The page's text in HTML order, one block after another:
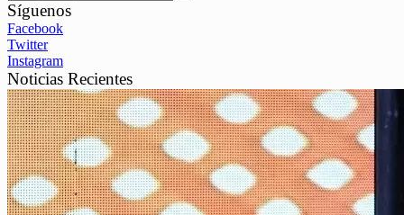
Síguenos
Facebook
Twitter
Instagram
Noticias Recientes